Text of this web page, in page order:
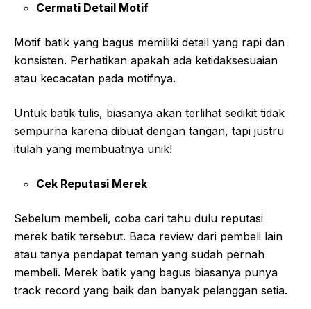
Cermati Detail Motif
Motif batik yang bagus memiliki detail yang rapi dan
konsisten. Perhatikan apakah ada ketidaksesuaian
atau kecacatan pada motifnya.
Untuk batik tulis, biasanya akan terlihat sedikit tidak
sempurna karena dibuat dengan tangan, tapi justru
itulah yang membuatnya unik!
Cek Reputasi Merek
Sebelum membeli, coba cari tahu dulu reputasi
merek batik tersebut. Baca review dari pembeli lain
atau tanya pendapat teman yang sudah pernah
membeli. Merek batik yang bagus biasanya punya
track record yang baik dan banyak pelanggan setia.